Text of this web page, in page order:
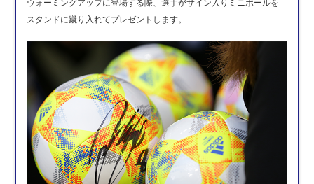
スタンドに蹴り入れてプレゼントします。